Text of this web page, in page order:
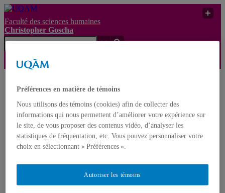
Faculté des sciences humaines
Christopher Goscha
UQAM
Christopher
Christopher Goscha
Nouveaux projets de recherche – New Research Projects
Tables Rondes – Roundtables / Entrées de dictionnaire et
d’encyclopédie – Dictionary and encyclopedia entries
Préférences en matière de témoins
Nous utilisons des témoins (cookies) afin de collecter des
informations qui nous permettent d’améliorer votre expérience sur
le site, de vous proposer des contenus vidéo, d’analyser les
statistiques de fréquentation, etc. Vous pouvez personnaliser votre
choix en sélectionnant « Préférences ».
Autoriser les témoins